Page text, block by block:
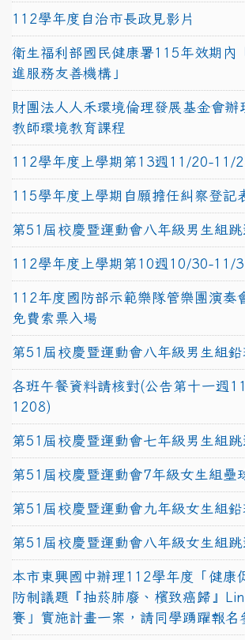
112學年度自治市長政見影片
衛生福利部國民健康署115年效期內
進服務友善機構」
財團法人人禾環境倫理發展基金會辦
教師環境教育課程
112學年度上學期第13週11/20-11/
115學年度上學期自願擔任糾察登記
第51屆校慶暨運動會八年級男生組
112學年度上學期第10週10/30-11/
112年度國防部示範樂隊管樂團演奏
免費索票入場
第51屆校慶暨運動會八年級男生組
各班午餐資料請核對(公告第十一週
1208)
第51屆校慶暨運動會七年級男生組
第51屆校慶暨運動會7年級女生組壘
第51屆校慶暨運動會九年級女生組
第51屆校慶暨運動會八年級女生組
本市東興國中辦理112學年度「健康
防制議題『抽菸肺廢、檳致癌歸』
賽」實施計畫一案，請同學踴躍報名